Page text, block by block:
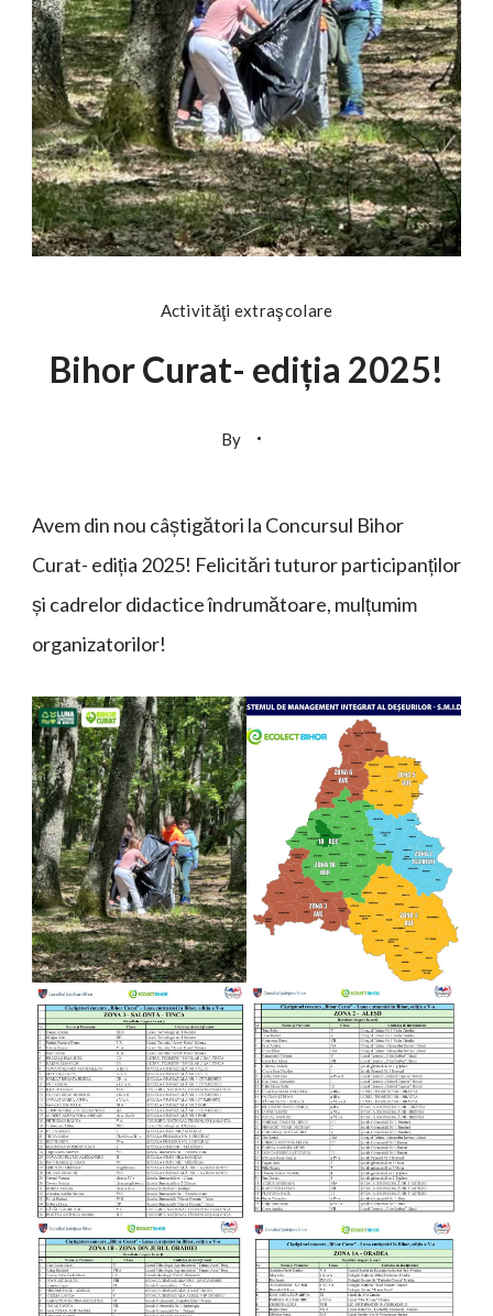
Activităţi extraşcolare
Bihor Curat- ediția 2025!
By
Avem din nou câștigători la Concursul Bihor
Curat- ediția 2025! Felicitări tuturor participanților
și cadrelor didactice îndrumătoare, mulțumim
organizatorilor!